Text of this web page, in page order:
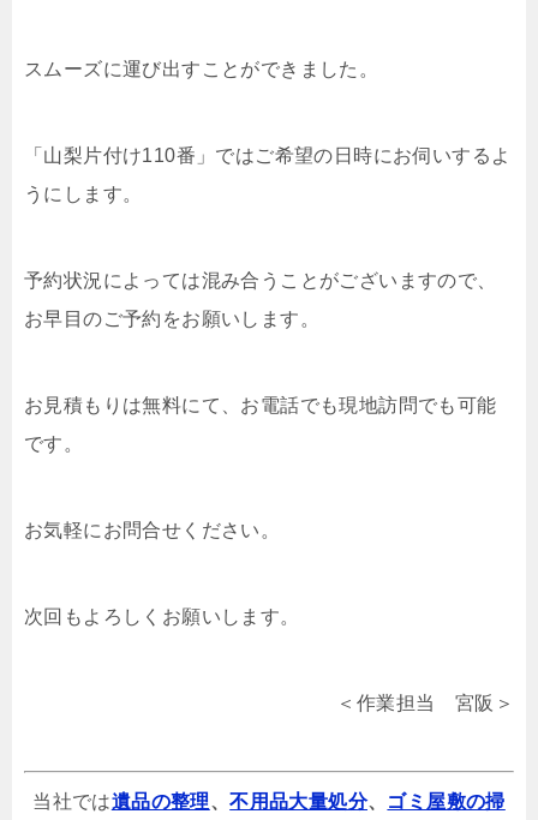
スムーズに運び出すことができました。
「山梨片付け110番」ではご希望の日時にお伺いするよ
うにします。
予約状況によっては混み合うことがございますので、
お早目のご予約をお願いします。
お見積もりは無料にて、お電話でも現地訪問でも可能
です。
お気軽にお問合せください。
次回もよろしくお願いします。
＜作業担当 宮阪＞
当社では遺品の整理、不用品大量処分、 ゴミ屋敷の掃